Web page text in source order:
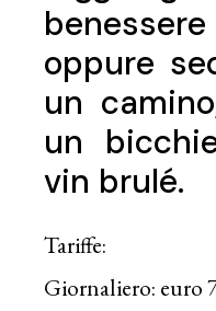
oppure
un
un
vin brulé.
Tariffe:
Giornaliero: euro